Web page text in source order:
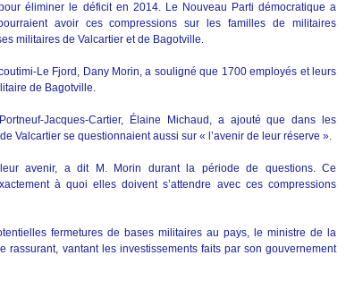
éliminer le déficit en 2014. Le Nouveau Parti démocratique a
avoir ces compressions sur les familles de militaires
militaires de Valcartier et de Bagotville.
Le Fjord, Dany Morin, a souligné que 1700 employés et leurs
de Bagotville.
Jacques-Cartier, Élaine Michaud, a ajouté que dans les
Valcartier se questionnaient aussi sur « l’avenir de leur réserve ».
avenir, a dit M. Morin durant la période de questions. Ce
à quoi elles doivent s’attendre avec ces compressions
fermetures de bases militaires au pays, le ministre de la
rassurant, vantant les investissements faits par son gouvernement